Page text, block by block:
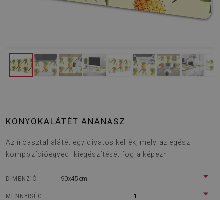
KÖNYÖKALÁTÉT ANANÁSZ
Az íróasztal alátét egy divatos kellék, mely az egész
kompozícióegyedi kiegészítését fogja képezni.
DIMENZIÓ: 90x45 cm
MENNYISÉG: 1